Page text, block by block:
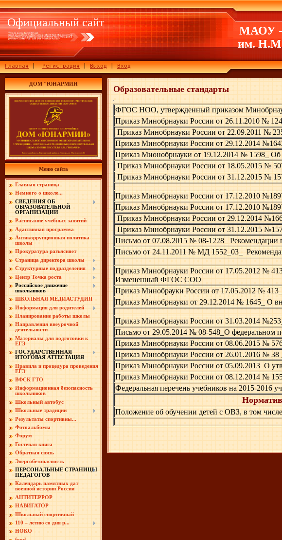
Официальный сайт
Главная |Регистрация|Выход|Вход
МАОУ -
им. Н.М.
ДОМ "ЮНАРМИИ
Меню сайта
Главная страница
Немного о школе...
СВЕДЕНИЯ ОБ
ОБРАЗОВАТЕЛЬНОЙ
ОРГАНИЗАЦИИ
Расписание учебных занятий
Адаптивная программа
Антикоррупционная политика
школы
Прокуратура разъясняет
Страница директора школы
Структурные подразделения
Центр Точка роста
Российское движение
школьников
ШКОЛЬНАЯ МЕДИАСТУДИЯ
Информация для родителей
Планирование работы школы
Направления внеурочной
деятельности
Материалы для подготовки к
ЕГЭ
ГОСУДАРСТВЕННАЯ
ИТОГОВАЯ АТТЕСТАЦИЯ
Правила и процедура проведения
ЕГЭ
ВФСК ГТО
Информационная безопасность
школьников
Школьный автобус
Школьные традиции
Результаты спортивны...
Фотоальбомы
Форум
Гостевая книга
Обратная связь
Энергобезопасность
ПЕРСОНАЛЬНЫЕ СТРАНИЦЫ
ПЕДАГОГОВ
Календарь памятных дат
военной истории России
АНТИТЕРРОР
НАВИГАТОР
Школьный спортивный
110 – летию со дня р...
НОКО
Образовательные стандарты
ФГОС НОО, утвержденный приказом
Приказ Минобрнауки России от 26.11.2010 №
Приказ Минобрнауки России от 22.09.2011 №
Приказ Минобрнауки России от 29.12.2014
Приказ Мионобрнауки от 19.12.2014 № 1598_
Приказ Минобрнауки России от 18.05.2015 №
Приказ Минобрнауки России от 31.12.2015 №
Приказ Минобрнауки России от 17.12.2010
Приказ Минобрнауки России от 17.12.2010
Приказ Минобрнауки России от 29.12.2014
Приказ Минобрнауки России от 31.12.2015
Письмо от 07.08.2015 № 08-1228_
Письмо от 24.11.2011 № МД 1552_03_
Приказ Минобрнауки России от 17.05.2012 №
Измененный ФГОС СОО
Приказ Минобрауки России от 17.05.2012 №
Приказ Минобрнауки от 29.12.2014 № 1645_ О
Приказ Минобрнауки России от 31.03.2014
Письмо от 29.05.2014 № 08-548_О федеральном
Приказ Минобрнауки России от 08.06.2015 №
Приказ Минобрнауки России от 26.01.2016 № 38
Приказ Минобрнауки России от 05.09.2013_О
Приказ Минобрнауки России от 08.12.2014 №
Федеральная перечень учебников на 2015-2016
Положение об обучении детей с ОВЗ, в том